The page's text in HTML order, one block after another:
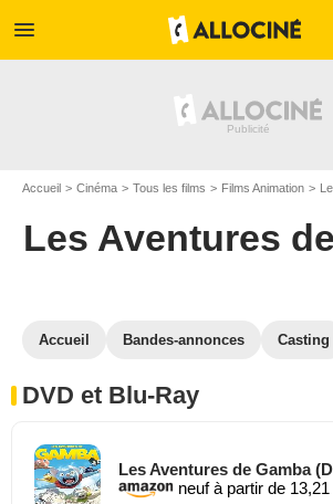
menu
Accueil Cinéma Tous les films Films Animation
Les Aventures
Accueil Bandes-annonces Casting
DVD et Blu-Ray
Les Aventures de Gamba
neuf à partir de 13,21